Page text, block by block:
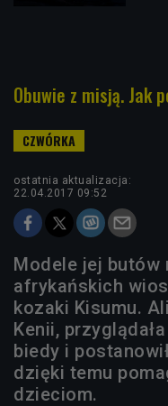
Obuwie z misją. Jak
ostatnia aktualizacja:
22.04.2017 09:52
Modele jej butów
afrykańskich
kozaki Kisumu.
Kenii,
biedy i
dzięki temu
dzieciom.